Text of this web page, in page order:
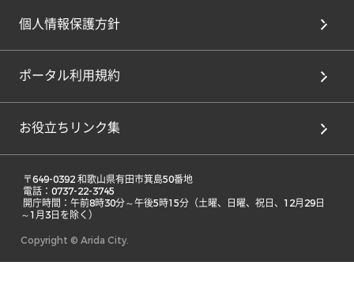
個人情報保護方針
ポータル利用規約
お役立ちリンク集
～1月3日を除く）
Copyright © Arida City.